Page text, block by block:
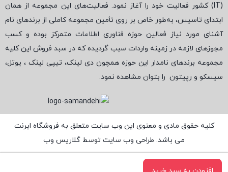
(
IT) کشور فعالیت خود را آغاز نمود. فعالیت‌های این مجموعه از همان
ابتدای تاسیس، به‌طور خاص بر روی تأمین مجموعه کاملی از برندهای نام
آشنای مورد نیاز فعالین حوزه فناوری اطلاعات متمرکز بوده و کسب
مجوزهای لازمه در زمینه واردات سبب گردیده که در سبد فروش این کلیه
مجموعه برندهای نامدار این حوزه همچون دی لینک، تیپی لینک ، یوتل،
سیسکو و رپیتون را بتوان مشاهده نمود.
کلیه حقوق مادی و معنوی این وب سایت متعلق به فروشگاه ایرنت
می باشد. طراحی وب سایت توسط گلاریس وب